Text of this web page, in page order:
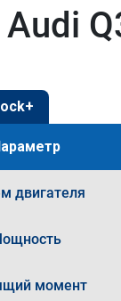
двигателя
момент